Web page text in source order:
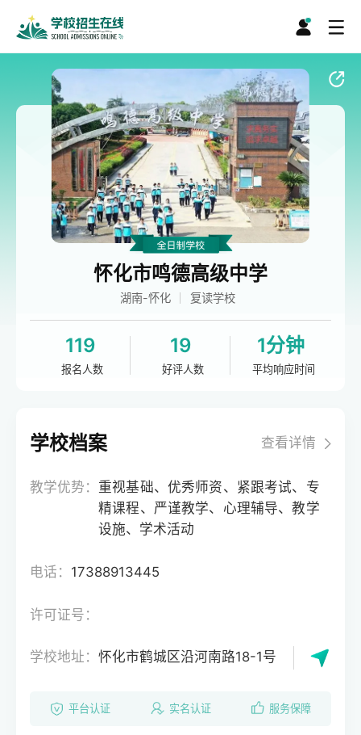
怀化市鸣德高级中学
湖南-怀化 复读学校
119
报名人数
19
好评人数
1分钟
平均响应时间
学校档案 查看详情
教学优势： 重视基础、优秀师资、紧跟考试、专
精课程、严谨教学、心理辅导、教学
设施、学术活动
电话： 17388913445
许可证号：
学校地址：怀化市鹤城区沿河南路18-1号
平台认证 实名认证 服务保障